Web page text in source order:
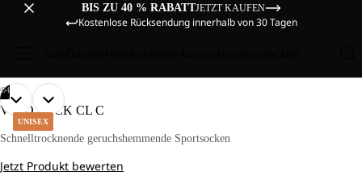
BIS ZU 40 % RABATTJETZT KAUFEN
Kostenlose Rücksendung innerhalb von 30 Tagen
UNISEX
04
BILD
VOLLBILD
BILD
VOLLBILD
BILD
VOLLBILD
BILD
VOLLBILD
VOJO SOCK CL C
Schnelltrocknende geruchshemmende Sportsocken
Jetzt Produkt bewerten